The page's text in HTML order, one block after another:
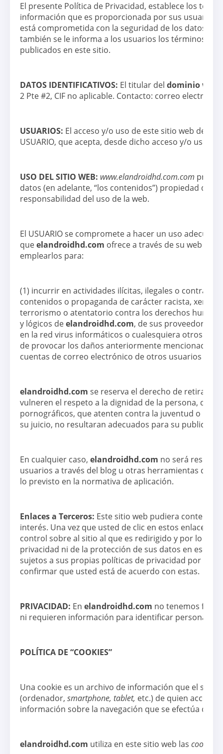
El presente Política de Privacidad, establece los
información que es proporcionada por sus usuarios
está comprometida con la seguridad de los datos de
también se le informa a los usuarios los términos y
publicados en este sitio.
DATOS IDENTIFICATIVOS: El titular del dominio web
2 Pte #2, CIF no aplicable. Contacto: correo
USUARIOS: El acceso y/o uso de este sitio web de
USUARIO, que acepta, desde dicho acceso y/o uso,
USO DEL SITIO WEB: www.elandroidhd.com.com
datos (en adelante, “los contenidos”) propiedad de
responsabilidad del uso de la web.
El USUARIO se compromete a hacer un uso
queelandroidhd.com ofrece a través de su web y
emplearlos para:
(1) incurrir en actividades ilícitas, ilegales o
contenidos o propaganda de carácter racista,
terrorismo o atentatorio contra los derechos
y lógicos deelandroidhd.com, de sus proveedores
en la red virus informáticos o cualesquiera otros
de provocar los daños anteriormente mencionados;
cuentas de correo electrónico de otros usuarios y
elandroidhd.com se reserva el derecho de retirar
vulneren el respeto a la dignidad de la persona, que
pornográficos, que atenten contra la juventud o la
su juicio, no resultaran adecuados para su
En cualquier caso, elandroidhd.com no será
usuarios a través del blog u otras herramientas de
lo previsto en la normativa de aplicación.
Enlaces a Terceros: Este sitio web pudiera contener
interés. Una vez que usted de clic en estos enlaces y
control sobre al sitio al que es redirigido y por lo
privacidad ni de la protección de sus datos en esos
sujetos a sus propias políticas de privacidad por lo
confirmar que usted está de acuerdo con estas.
PRIVACIDAD: En elandroidhd.com no tenemos
ni requieren información para identificar personas
POLÍTICA DE “COOKIES”
Una cookie es un archivo de información que el
(ordenador, smartphone, tablet, etc.) de quien accede
información sobre la navegación que se efectúa
elandroidhd.com utiliza en este sitio web las cookies